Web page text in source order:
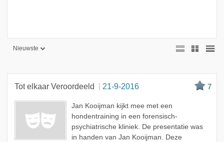
Nieuwste
Tot elkaar Veroordeeld 21-9-2016 7
Jan Kooijman kijkt mee met een
hondentraining in een forensisch-
psychiatrische kliniek. De presentatie was
in handen van Jan Kooijman. Deze